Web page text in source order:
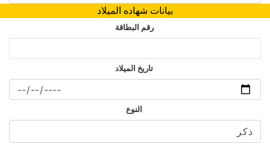
بيانات شهاده الميلاد
رقم البطاقة
تاريخ الميلاد
النوع